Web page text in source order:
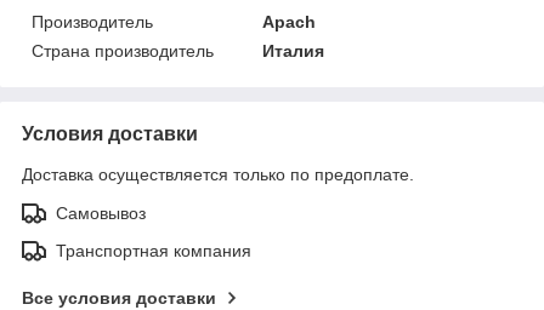
Производитель
Apach
Страна производитель
Италия
Условия доставки
Доставка осуществляется только по предоплате.
Самовывоз
Транспортная компания
Все условия доставки